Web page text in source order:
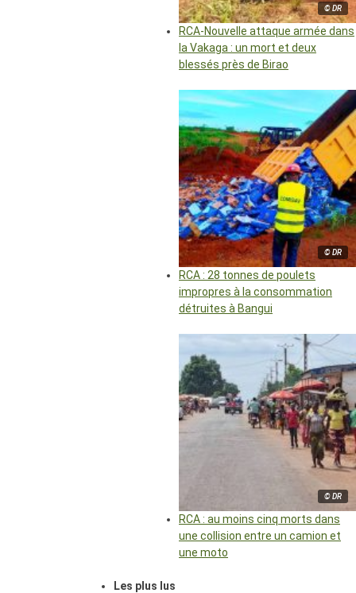
© DR
RCA-Nouvelle attaque armée dans
la Vakaga : un mort et deux
blessés près de Birao
© DR
RCA : 28 tonnes de poulets
impropres à la consommation
détruites à Bangui
© DR
RCA : au moins cinq morts dans
une collision entre un camion et
une moto
Les plus lus